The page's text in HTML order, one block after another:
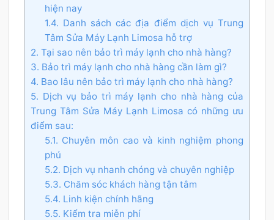
hiện nay
1.4. Danh sách các địa điểm dịch vụ Trung
Tâm Sửa Máy Lạnh Limosa hỗ trợ
2. Tại sao nên bảo trì máy lạnh cho nhà hàng?
3. Bảo trì máy lạnh cho nhà hàng cần làm gì?
4. Bao lâu nên bảo trì máy lạnh cho nhà hàng?
5. Dịch vụ bảo trì máy lạnh cho nhà hàng của
Trung Tâm Sửa Máy Lạnh Limosa có những ưu
điểm sau:
5.1. Chuyên môn cao và kinh nghiệm phong
phú
5.2. Dịch vụ nhanh chóng và chuyên nghiệp
5.3. Chăm sóc khách hàng tận tâm
5.4. Linh kiện chính hãng
5.5. Kiểm tra miễn phí